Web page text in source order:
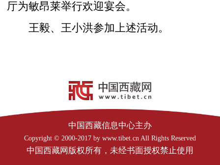
厅为敏昂莱举行欢迎宴会。
王毅、王小洪参加上述活动。
中国西藏信息中心主办
Copyright © 2000-2017 by www.tibet.cn All Rights Reserved
中国西藏网版权所有，未经书面授权禁止使用